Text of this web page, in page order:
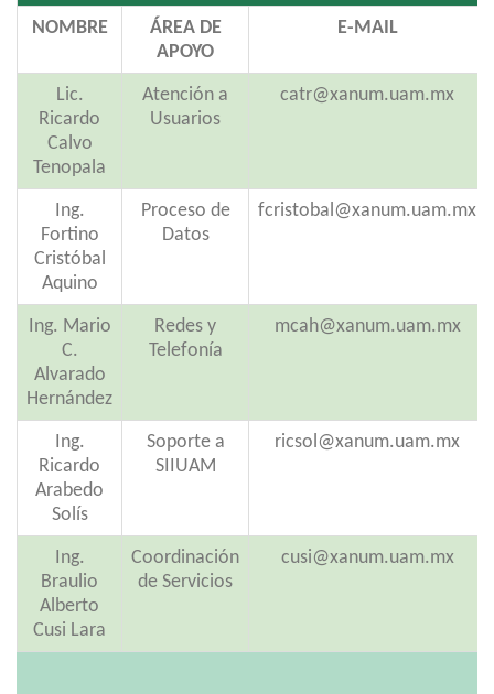
NOMBRE
ÁREA DE
APOYO
E-MAIL
Lic.
Ricardo
Calvo
Tenopala
Atención a
Usuarios
catr@xanum.uam.mx
Ing.
Fortino
Cristóbal
Aquino
Proceso de
Datos
fcristobal@xanum.uam.mx
Ing. Mario
C.
Alvarado
Hernández
Redes y
Telefonía
mcah@xanum.uam.mx
Ing.
Ricardo
Arabedo
Solís
Soporte a
SIIUAM
ricsol@xanum.uam.mx
Ing.
Braulio
Alberto
Cusi Lara
Coordinación
de Servicios
cusi@xanum.uam.mx